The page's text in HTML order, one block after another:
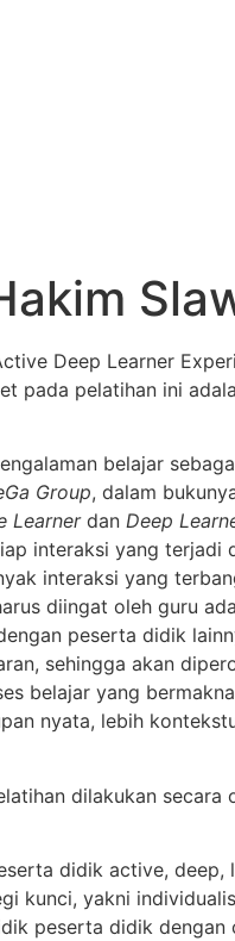
Deep Learner
pada pelatihan ini
belajar
Group, dalam
Learnerdan Deep
interaksi yang terjadi
interaksi yang
diingat oleh guru
peserta didik
sehingga akan
belajar yang
nyata, lebih
dilakukan secara
didik active, deep,
kunci, yakni
peserta didik dengan